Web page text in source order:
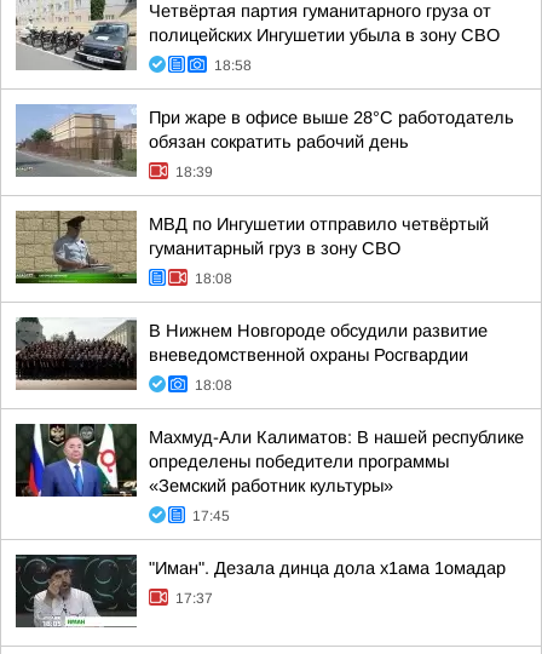
Четвёртая партия гуманитарного груза от
полицейских Ингушетии убыла в зону СВО
18:58
При жаре в офисе выше 28°C работодатель
обязан сократить рабочий день
18:39
МВД по Ингушетии отправило четвёртый
гуманитарный груз в зону СВО
18:08
В Нижнем Новгороде обсудили развитие
вневедомственной охраны Росгвардии
18:08
Махмуд-Али Калиматов: В нашей республике
определены победители программы
«Земский работник культуры»
17:45
"Иман". Дезала динца дола х1ама 1омадар
17:37